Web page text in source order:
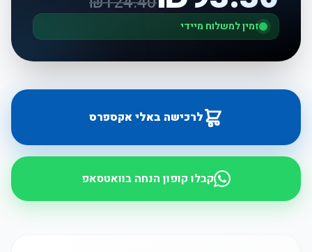
זמין למשלוח מיידי
לרכישה באלי אקספרס
קבלו קופון הנחה בוואטסאפ